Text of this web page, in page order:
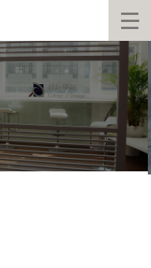
設計學院
College of Design